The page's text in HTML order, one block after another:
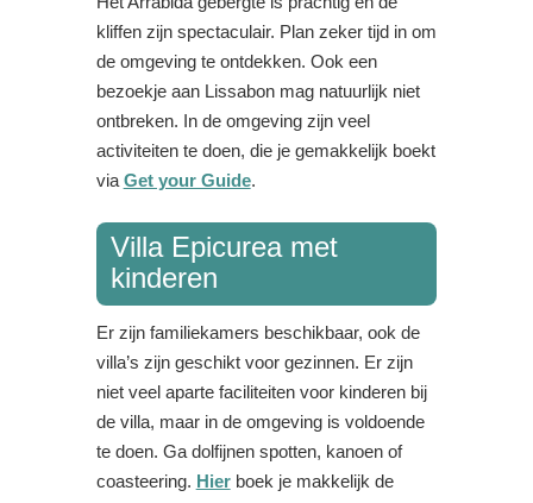
kliffen zijn spectaculair. Plan zeker tijd in om
de omgeving te ontdekken. Ook een
bezoekje aan Lissabon mag natuurlijk niet
ontbreken. In de omgeving zijn veel
activiteiten te doen, die je gemakkelijk boekt
via Get your Guide.
Villa Epicurea met
kinderen
Er zijn familiekamers beschikbaar, ook de
villa’s zijn geschikt voor gezinnen. Er zijn
niet veel aparte faciliteiten voor kinderen bij
de villa, maar in de omgeving is voldoende
te doen. Ga dolfijnen spotten, kanoen of
coasteering. Hierboek je makkelijk de